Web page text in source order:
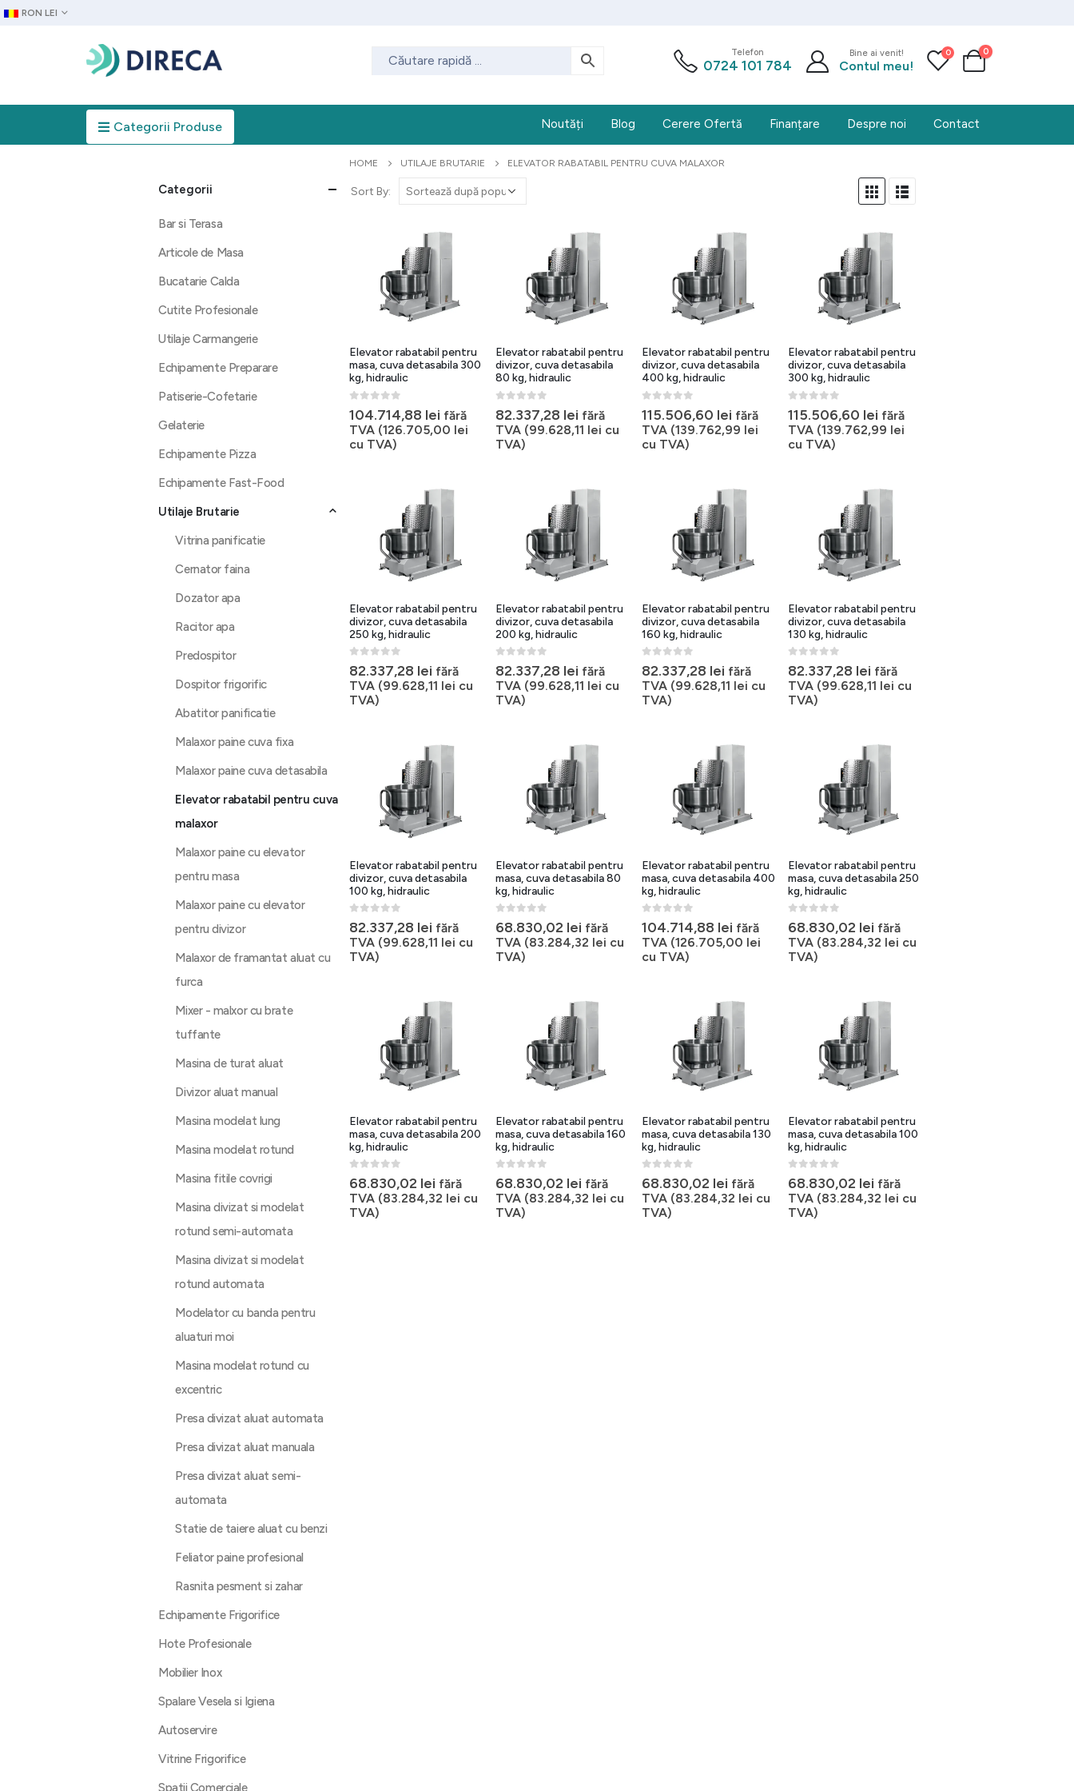
RON LEI
Telefon
0724 101 784
Bine ai venit!
Contul meu!
0 0
Categorii Produse Noutăți Blog Cerere Ofertă Finanțare Despre noi Contact
HOME UTILAJE BRUTARIE ELEVATOR RABATABIL PENTRU CUVA MALAXOR
Sort By:
Elevator rabatabil pentru
masa, cuva detasabila 300
kg, hidraulic
104.714,88 lei fără
TVA (126.705,00 lei
cu TVA)
Elevator rabatabil pentru
divizor, cuva detasabila
80 kg, hidraulic
82.337,28 lei fără
TVA (99.628,11 lei cu
TVA)
Elevator rabatabil pentru
divizor, cuva detasabila
400 kg, hidraulic
115.506,60 lei fără
TVA (139.762,99 lei
cu TVA)
Elevator rabatabil pentru
divizor, cuva detasabila
300 kg, hidraulic
115.506,60 lei fără
TVA (139.762,99 lei
cu TVA)
Elevator rabatabil pentru
divizor, cuva detasabila
250 kg, hidraulic
0out of 5
82.337,28 lei fără
TVA (99.628,11 lei cu
TVA)
Elevator rabatabil pentru
divizor, cuva detasabila
200 kg, hidraulic
0out of 5
82.337,28 lei fără
TVA (99.628,11 lei cu
TVA)
Elevator rabatabil pentru
divizor, cuva detasabila
160 kg, hidraulic
0out of 5
82.337,28 lei fără
TVA (99.628,11 lei cu
TVA)
Elevator rabatabil pentru
divizor, cuva detasabila
130 kg, hidraulic
0out of 5
82.337,28 lei fără
TVA (99.628,11 lei cu
TVA)
Elevator rabatabil pentru
divizor, cuva detasabila
100 kg, hidraulic
0out of 5
82.337,28 lei fără
TVA (99.628,11 lei cu
TVA)
Elevator rabatabil pentru
masa, cuva detasabila 80
kg, hidraulic
0out of 5
68.830,02 lei fără
TVA (83.284,32 lei cu
TVA)
Elevator rabatabil pentru
masa, cuva detasabila 400
kg, hidraulic
0 out of 5
104.714,88 lei fără
TVA (126.705,00 lei
cu TVA)
Elevator rabatabil pentru
masa, cuva detasabila 250
kg, hidraulic
0out of 5
68.830,02 lei fără
TVA (83.284,32 lei cu
TVA)
Elevator rabatabil pentru
masa, cuva detasabila 200
kg, hidraulic
0out of 5
68.830,02 lei fără
TVA (83.284,32 lei cu
TVA)
Elevator rabatabil pentru
masa, cuva detasabila 160
kg, hidraulic
0out of 5
68.830,02 lei fără
TVA (83.284,32 lei cu
TVA)
Elevator rabatabil pentru
masa, cuva detasabila 130
kg, hidraulic
0out of 5
68.830,02 lei fără
TVA (83.284,32 lei cu
TVA)
Elevator rabatabil pentru
masa, cuva detasabila 100
kg, hidraulic
0out of 5
68.830,02 lei fără
TVA (83.284,32 lei cu
TVA)
Categorii
Bar si Terasa
Articole de Masa
Bucatarie Calda
Cutite Profesionale
Utilaje Carmangerie
Echipamente Preparare
Patiserie-Cofetarie
Gelaterie
Echipamente Pizza
Echipamente Fast-Food
Utilaje Brutarie
Vitrina panificatie
Cernator faina
Dozator apa
Racitor apa
Predospitor
Dospitor frigorific
Abatitor panificatie
Malaxor paine cuva fixa
Malaxor paine cuva detasabila
Elevator rabatabil pentru cuva
malaxor
Malaxor paine cu elevator
pentru masa
Malaxor paine cu elevator
pentru divizor
Malaxor de framantat aluat cu
furca
Mixer - malxor cu brate
tuffante
Masina de turat aluat
Divizor aluat manual
Masina modelat lung
Masina modelat rotund
Masina fitile covrigi
Masina divizat si modelat
rotund semi-automata
Masina divizat si modelat
rotund automata
Modelator cu banda pentru
aluaturi moi
Masina modelat rotund cu
excentric
Presa divizat aluat automata
Presa divizat aluat manuala
Presa divizat aluat semi-
automata
Statie de taiere aluat cu benzi
Feliator paine profesional
Rasnita pesment si zahar
Echipamente Frigorifice
Hote Profesionale
Mobilier Inox
Spalare Vesela si Igiena
Autoservire
Vitrine Frigorifice
Spatii Comerciale